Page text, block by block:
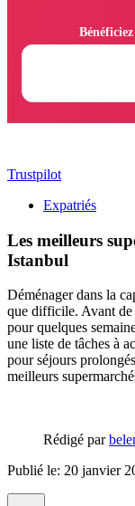
Trustpilot
Expatriés
Les meilleurs
Istanbul
Déménager dans la
que difficile. Avant de
pour quelques
une liste de tâches à
pour séjours
meilleurs
Rédigé par
Publié le: 20 janvier